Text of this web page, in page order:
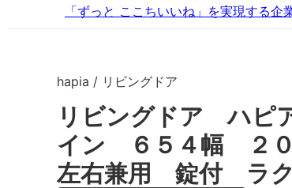
「ずっと ここちいいね」を実現する
hapia / リビングドア
リビングドア ハ
イン ６５４幅 ２
左右兼用 錠付 ラク